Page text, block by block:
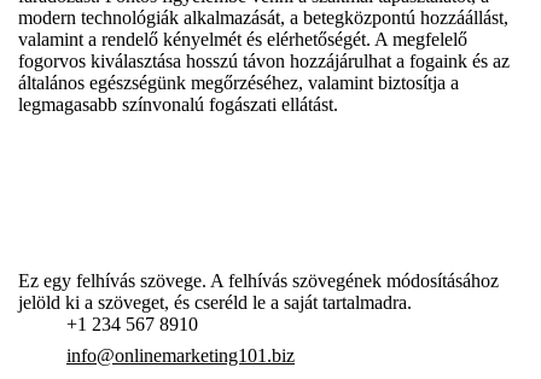
modern technológiák alkalmazását, a betegközpontú hozzáállást,
valamint a rendelő kényelmét és elérhetőségét. A megfelelő
fogorvos kiválasztása hosszú távon hozzájárulhat a fogaink és az
általános egészségünk megőrzéséhez, valamint biztosítja a
legmagasabb színvonalú fogászati ellátást.
Ez egy felhívás szövege. A felhívás szövegének módosításához
jelöld ki a szöveget, és cseréld le a saját tartalmadra.
+1 234 567 8910
info@onlinemarketing101.biz